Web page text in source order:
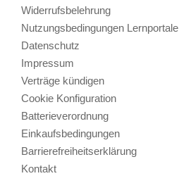
Widerrufsbelehrung
Nutzungsbedingungen Lernportale
Datenschutz
Impressum
Verträge kündigen
Cookie Konfiguration
Batterieverordnung
Einkaufsbedingungen
Barrierefreiheitserklärung
Kontakt